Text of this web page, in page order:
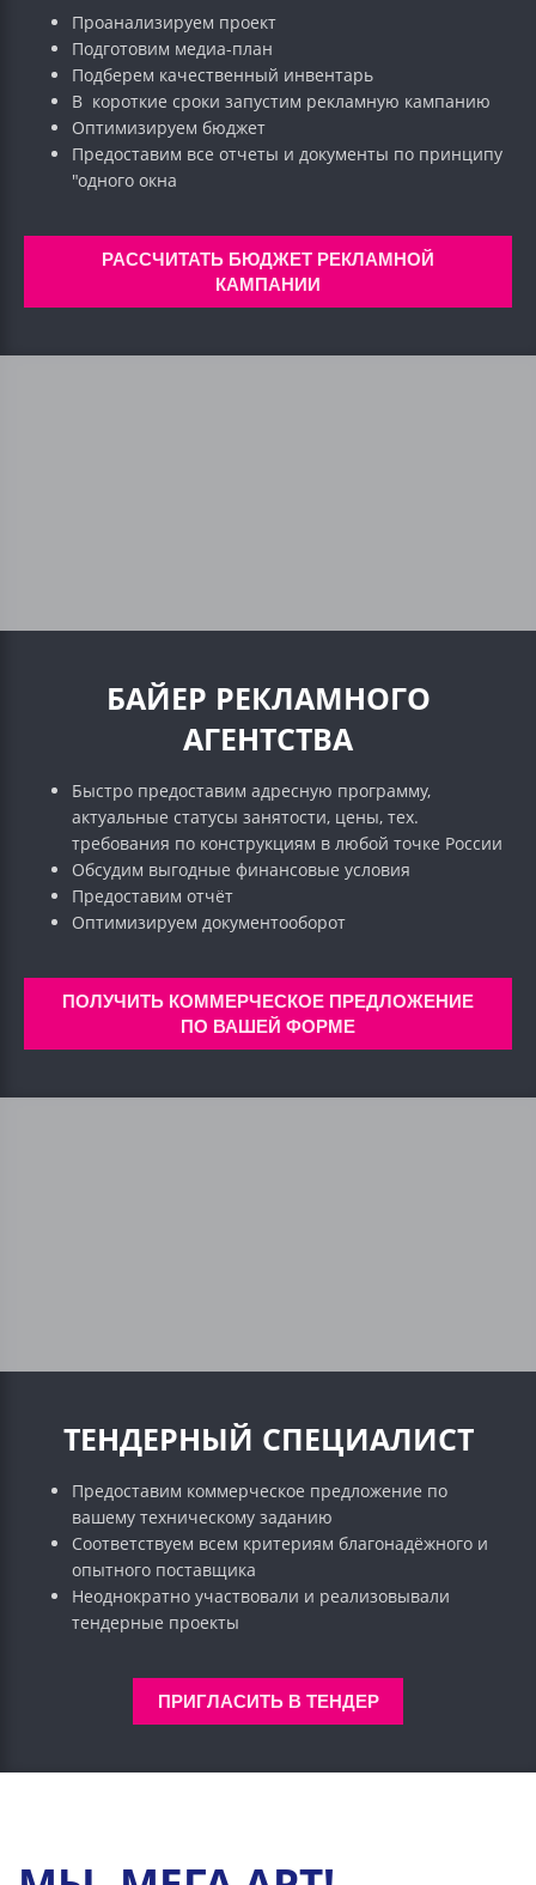
Проанализируем проект
Подготовим медиа-план
Подберем качественный инвентарь
В короткие сроки запустим рекламную кампанию
Оптимизируем бюджет
Предоставим все отчеты и документы по принципу
"одного окна
РАССЧИТАТЬ БЮДЖЕТ РЕКЛАМНОЙ
КАМПАНИИ
БАЙЕР РЕКЛАМНОГО
АГЕНТСТВА
Быстро предоставим адресную программу,
актуальные статусы занятости, цены, тех.
требования по конструкциям в любой точке России
Обсудим выгодные финансовые условия
Предоставим отчёт
Оптимизируем документооборот
ПОЛУЧИТЬ КОММЕРЧЕСКОЕ ПРЕДЛОЖЕНИЕ
ПО ВАШЕЙ ФОРМЕ
ТЕНДЕРНЫЙ СПЕЦИАЛИСТ
Предоставим коммерческое предложение по
вашему техническому заданию
Соответствуем всем критериям благонадёжного и
опытного поставщика
Неоднократно участвовали и реализовывали
тендерные проекты
ПРИГЛАСИТЬ В ТЕНДЕР